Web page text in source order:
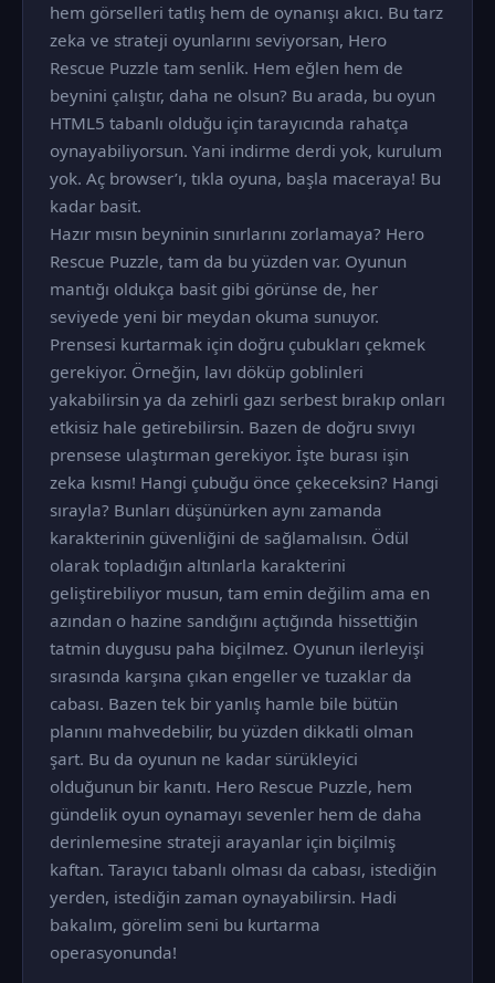
hem görselleri tatlış hem de oynanışı akıcı. Bu tarz
zeka ve strateji oyunlarını seviyorsan, Hero
Rescue Puzzle tam senlik. Hem eğlen hem de
beynini çalıştır, daha ne olsun? Bu arada, bu oyun
HTML5 tabanlı olduğu için tarayıcında rahatça
oynayabiliyorsun. Yani indirme derdi yok, kurulum
yok. Aç browser’ı, tıkla oyuna, başla maceraya! Bu
kadar basit.
Hazır mısın beyninin sınırlarını zorlamaya? Hero
Rescue Puzzle, tam da bu yüzden var. Oyunun
mantığı oldukça basit gibi görünse de, her
seviyede yeni bir meydan okuma sunuyor.
Prensesi kurtarmak için doğru çubukları çekmek
gerekiyor. Örneğin, lavı döküp goblinleri
yakabilirsin ya da zehirli gazı serbest bırakıp onları
etkisiz hale getirebilirsin. Bazen de doğru sıvıyı
prensese ulaştırman gerekiyor. İşte burası işin
zeka kısmı! Hangi çubuğu önce çekeceksin? Hangi
sırayla? Bunları düşünürken aynı zamanda
karakterinin güvenliğini de sağlamalısın. Ödül
olarak topladığın altınlarla karakterini
geliştirebiliyor musun, tam emin değilim ama en
azından o hazine sandığını açtığında hissettiğin
tatmin duygusu paha biçilmez. Oyunun ilerleyişi
sırasında karşına çıkan engeller ve tuzaklar da
cabası. Bazen tek bir yanlış hamle bile bütün
planını mahvedebilir, bu yüzden dikkatli olman
şart. Bu da oyunun ne kadar sürükleyici
olduğunun bir kanıtı. Hero Rescue Puzzle, hem
gündelik oyun oynamayı sevenler hem de daha
derinlemesine strateji arayanlar için biçilmiş
kaftan. Tarayıcı tabanlı olması da cabası, istediğin
yerden, istediğin zaman oynayabilirsin. Hadi
bakalım, görelim seni bu kurtarma
operasyonunda!